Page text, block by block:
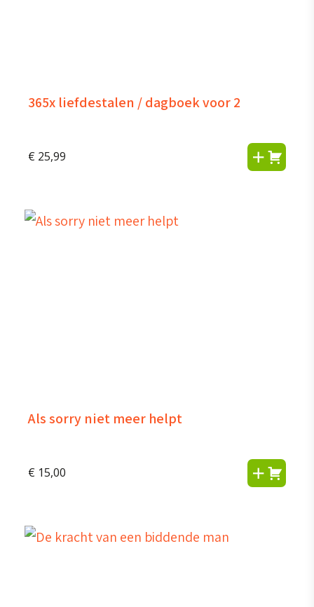
365x liefdestalen / dagboek voor 2
€ 25,99
Als sorry niet meer helpt
€ 15,00